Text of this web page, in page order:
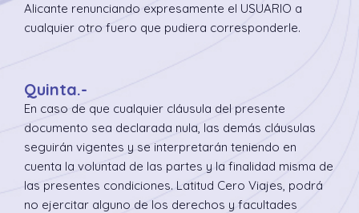
Alicante renunciando expresamente el USUARIO a
cualquier otro fuero que pudiera corresponderle.
Quinta.-
En caso de que cualquier cláusula del presente
documento sea declarada nula, las demás cláusulas
seguirán vigentes y se interpretarán teniendo en
cuenta la voluntad de las partes y la finalidad misma de
las presentes condiciones. Latitud Cero Viajes, podrá
no ejercitar alguno de los derechos y facultades